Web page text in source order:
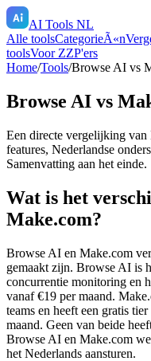
AI Tools NL
Alle toolsCategorieÃ«n
toolsVoor ZZP'ers
Home/Tools/Browse AI vs
Browse AI vs
Een directe vergelijking van
features, Nederlandse
Samenvatting aan het einde.
Wat is het
Make.com?
Browse AI en Make.com
gemaakt zijn. Browse AI is
concurrentie monitoring en
vanaf €19 per maand.
teams en heeft een gratis
maand. Geen van beide
Browse AI en Make.com
het Nederlands aansturen.